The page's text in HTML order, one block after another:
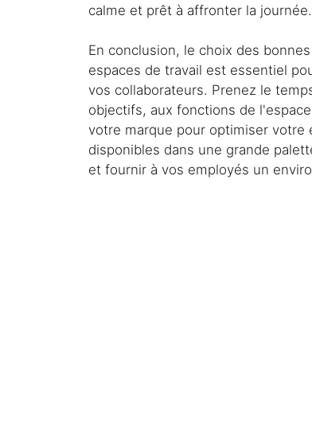
calme et prêt à affronter la journée.
En conclusion, le choix des
espaces de travail est essentiel
vos collaborateurs. Prenez le
objectifs, aux fonctions de
votre marque pour optimiser
disponibles dans une grande
et fournir à vos employés un